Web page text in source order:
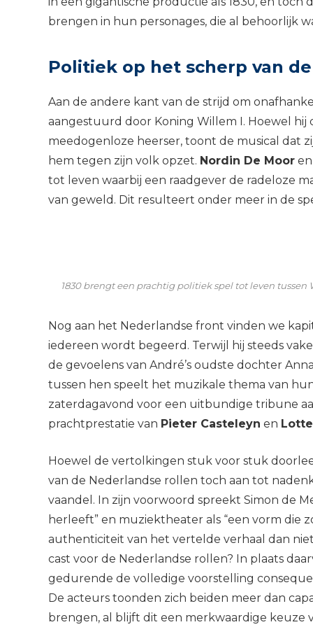
brengen in hun personages, die al behoorlijk
Politiek op het scherp van
Aan de andere kant van de strijd om
aangestuurd door Koning Willem I. Hoewel hij
meedogenloze heerser, toont de musical dat
hem tegen zijn volk opzet. Nordin De Moor
tot leven waarbij een raadgever de radeloze
van geweld. Dit resulteert onder meer in de
1830 brengt een prachtig politiek spel tot leven
Nog aan het Nederlandse front vinden we
iedereen wordt begeerd. Terwijl hij steeds
de gevoelens van André’s oudste dochter
tussen hen speelt het muzikale thema van
zaterdagavond voor een uitbundige tribune
prachtprestatie van Pieter Casteleyn en
Hoewel de vertolkingen stuk voor stuk
van de Nederlandse rollen toch aan tot
vaandel. In zijn voorwoord spreekt Simon de
herleeft” en muziektheater als “een vorm die
authenticiteit van het vertelde verhaal dan
cast voor de Nederlandse rollen? In plaats
gedurende de volledige voorstelling
De acteurs toonden zich beiden meer dan
brengen, al blijft dit een merkwaardige keuze